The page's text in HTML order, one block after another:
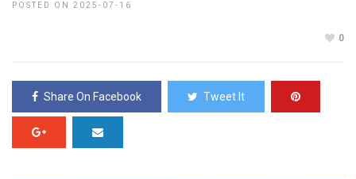
POSTED ON 2025-07-16
0
Share On Facebook Tweet It